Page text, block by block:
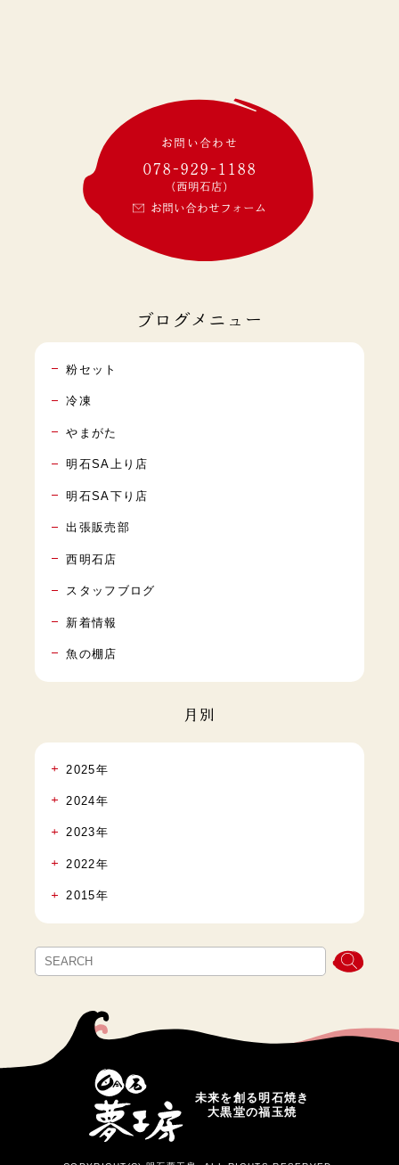
お問い合わせ
078-929-1188
(西明石店)
お問い合わせフォーム
ブログメニュー
粉セット
冷凍
やまがた
明石SA上り店
明石SA下り店
出張販売部
西明石店
スタッフブログ
新着情報
魚の棚店
月別
2025年
2024年
2023年
2022年
2015年
未来を創る明石焼き
大黒堂の福玉焼